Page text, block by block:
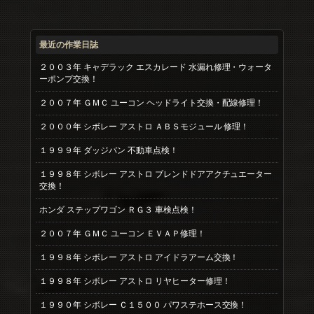
最近の作業日誌
２００３年 キャデラック エスカレード 水漏れ修理・ウォータ
ーポンプ交換！
２００７年 ＧＭＣ ユーコン ヘッドライト交換・配線修理！
２０００年 シボレー アストロ ＡＢＳモジュール 修理！
１９９９年 ダッジバン 不動車点検！
１９９８年 シボレー アストロ ブレンドドアアクチュエーター
交換！
ホンダ ステップワゴン ＲＧ３ 車検点検！
２００７年 ＧＭＣ ユーコン ＥＶＡＰ修理！
１９９８年 シボレー アストロ アイドラアーム交換！
１９９８年 シボレー アストロ リヤヒーター修理！
１９９０年 シボレー Ｃ１５００ パワステホース交換！